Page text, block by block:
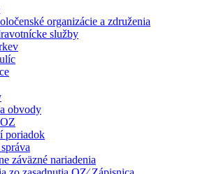
organizácie a združenia
služby
obvody
poriadok
záväzné nariadenia